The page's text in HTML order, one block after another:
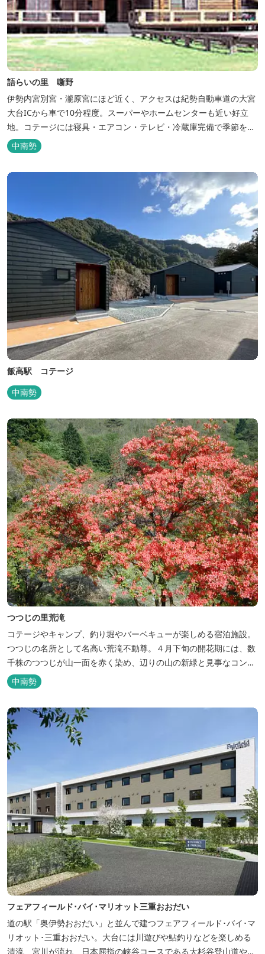
語らいの里 噺野
伊勢内宮別宮・瀧原宮にほど近く、アクセスは紀勢自動車道の大宮
大台ICから車で10分程度。スーパーやホームセンターも近い好立
地。コテージには寝具・エアコン・テレビ・冷蔵庫完備で季節を問
わず楽しめます。 食器・調理器具の揃った自炊棟や24時間利用可
能なシャワールームなど充実の設備で快適にお過ごしいただけま
す。施設内には噺野温泉もありコテージ宿泊の方は貸し切りでご利
中南勢
飯高駅 コテージ
中南勢
つつじの里荒滝
コテージやキャンプ、釣り堀やバーベキューが楽しめる宿泊施設。
つつじの名所として名高い荒滝不動尊。４月下旬の開花期には、数
千株のつつじが山一面を赤く染め、辺りの山の新緑と見事なコント
ラストを織り成します。 松阪の観光情報は、松阪観光インフォメー
ションサイト ワクワク松阪 ...
中南勢
フェアフィールド･バイ･マリオット三重おおだい
道の駅「奥伊勢おおだい」と並んで建つフェアフィールド･バイ･マ
リオット･三重おおだい。大台には川遊びや鮎釣りなどを楽しめる
清流、宮川が流れ、日本屈指の峡谷コースである大杉谷登山道や、